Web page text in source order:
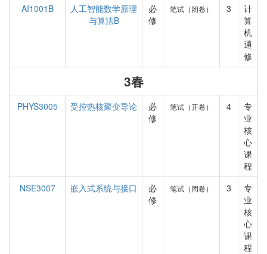
AI1001B
人工智能数学原理
与算法B
必
修
笔试（闭卷） 3
计
算
机
通
修
3春
PHYS3005 受控热核聚变导论
必
修
笔试（开卷） 4
专
业
核
心
课
程
NSE3007
嵌入式系统与接口
必
修
笔试（闭卷） 3
专
业
核
心
课
程